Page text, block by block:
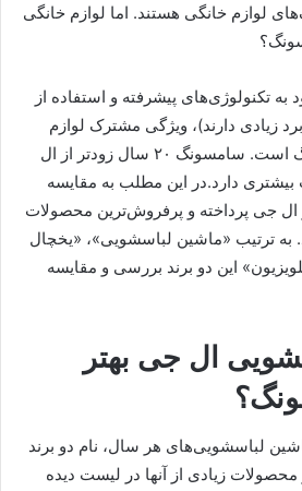
لوازم خانگی هستند. اما لوازم خانگی
تکنولوژی‌های پیشرفته و استفاده از
زیادی دارند)، ویژگی مشترک لوازم
خانگی ال جی و سامسونگ است. سامسونگ ۲۰ سال زودتر از ال
دارد.در این مطلب به مقایسه
جی پرداخته و پرفروش‌ترین محصولات
به ترتیب «ماشین لباسشویی»، «یخچال
این دو برند بررسی و مقایسه
ال جی بهتر
لباسشویی‌های هر سال، نام دو برند
زیادی از آنها در لیست دیده